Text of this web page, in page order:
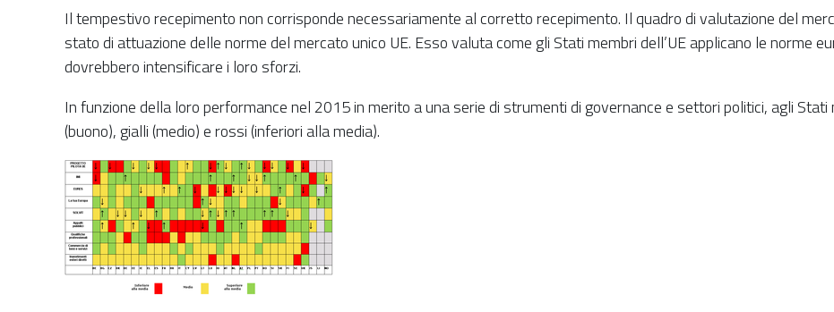
Il tempestivo recepimento non corrisponde necessariamente al corretto recepimento. Il quadro di valutazione del
stato di attuazione delle norme del mercato unico UE. Esso valuta come gli Stati membri dell’UE applicano le norme
dovrebbero intensificare i loro sforzi.
In funzione della loro performance nel 2015 in merito a una serie di strumenti di governance e settori politici, agli
(buono), gialli (medio) e rossi (inferiori alla media).